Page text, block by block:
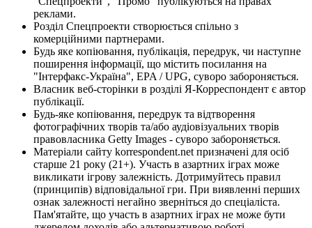
реклами.
Розділ Спецпроекти створюється спільно з
комерційними партнерами.
Будь яке копіювання, публікація, передрук, чи наступне
поширення інформації, що містить посилання на
"Інтерфакс-Україна", EPA / UPG, суворо забороняється.
Власник веб-сторінки в розділі Я-Корреспондент є автор
публікації.
Будь-яке копіювання, передрук та відтворення
фотографічних творів та/або аудіовізуальних творів
правовласника Getty Images - суворо забороняється.
Матеріали сайту korrespondent.net призначені для осіб
старше 21 року (21+). Участь в азартних іграх може
викликати ігрову залежність. Дотримуйтесь правил
(принципів) відповідальної гри. При виявленні перших
ознак залежності негайно зверніться до спеціаліста.
Пам'ятайте, що участь в азартних іграх не може бути